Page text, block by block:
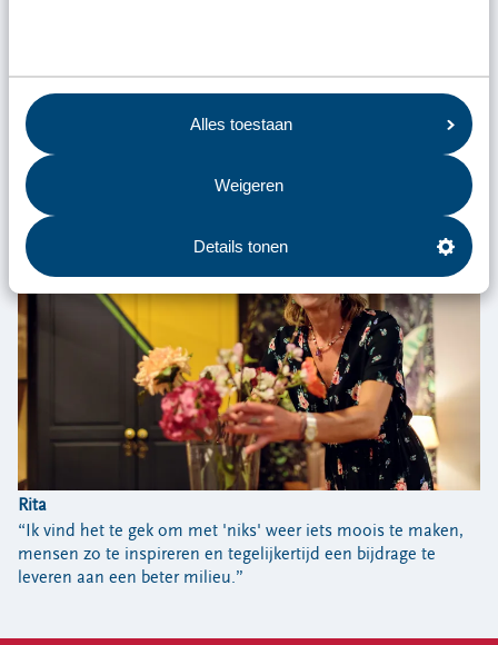
Alles toestaan
Weigeren
Details tonen
Lieuwe
“Wij zorgen bij de overslag voor een snelle doorvoer van
afval, zodat we het goed kunnen recyclen!”
Rita
“Ik vind het te gek om met 'niks' weer iets moois te maken,
mensen zo te inspireren en tegelijkertijd een bijdrage te
leveren aan een beter milieu.”